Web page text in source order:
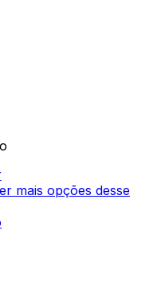
mais opções desse